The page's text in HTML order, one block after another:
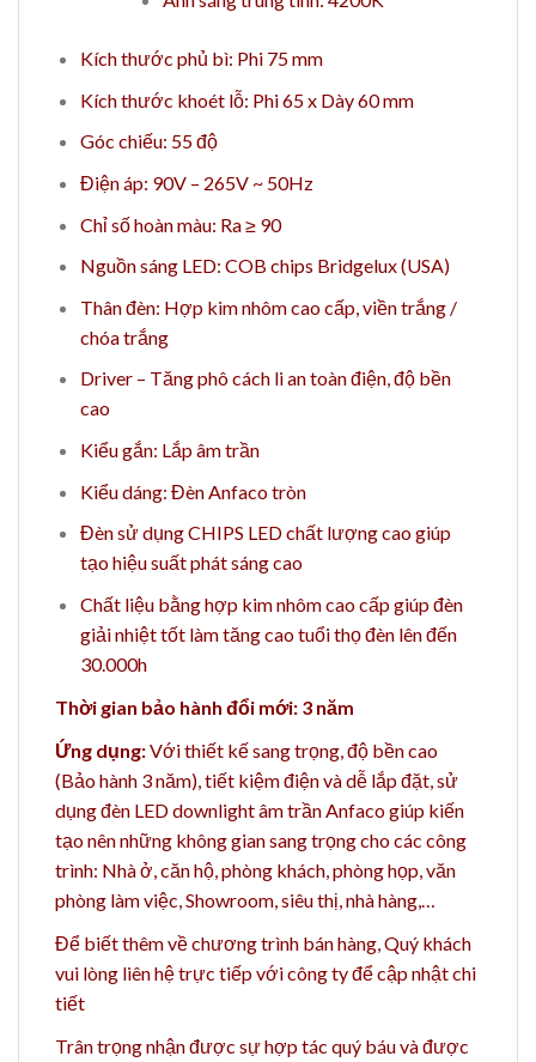
Kích thước phủ bì: Phi 75 mm
Kích thước khoét lỗ: Phi 65 x Dày 60 mm
Góc chiếu: 55 độ
Điện áp: 90V – 265V ~ 50Hz
Chỉ số hoàn màu: Ra ≥ 90
Nguồn sáng LED: COB chips Bridgelux (USA)
Thân đèn: Hợp kim nhôm cao cấp, viền trắng /
chóa trắng
Driver – Tăng phô cách li an toàn điện, độ bền
cao
Kiểu gắn: Lắp âm trần
Kiểu dáng: Đèn Anfaco tròn
Đèn sử dụng CHIPS LED chất lượng cao giúp
tạo hiệu suất phát sáng cao
Chất liệu bằng hợp kim nhôm cao cấp giúp đèn
giải nhiệt tốt làm tăng cao tuổi thọ đèn lên đến
30.000h
Thời gian bảo hành đổi mới: 3 năm
Ứng dụng:Với thiết kế sang trọng, độ bền cao
(Bảo hành 3 năm), tiết kiệm điện và dễ lắp đặt, sử
dụng đèn LED downlight âm trần Anfaco giúp kiến
tạo nên những không gian sang trọng chocác công
trình: Nhà ở, căn hộ, phòng khách, phòng họp, văn
phòng làm việc, Showroom, siêu thị, nhà hàng,…
Để biết thêm về chương trình bán hàng,Quý khách
vui lòng liên hệ trực tiếp với công ty để cập nhật chi
tiết
Trân trọng nhận được sự hợp tác quý báu và được